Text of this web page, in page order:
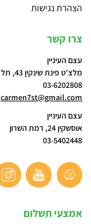
הצהרת נגישות
צרו קשר
עצם העיניין
מלצ'ט פינת שינקין 43, תל אביב
03-6202808
carmen7st@gmail.com
עצם העיניין
אוסשקין 24, רמת השרון
03-5402448
אמצעי תשלום